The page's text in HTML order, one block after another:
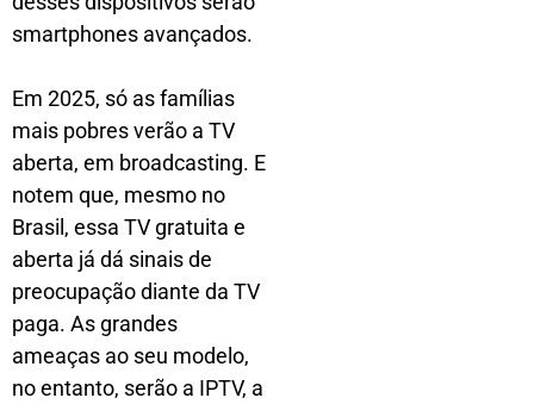
smartphones avançados.
Em 2025, só as famílias
mais pobres verão a TV
aberta, em broadcasting. E
notem que, mesmo no
Brasil, essa TV gratuita e
aberta já dá sinais de
preocupação diante da TV
paga. As grandes
ameaças ao seu modelo,
no entanto, serão a IPTV, a